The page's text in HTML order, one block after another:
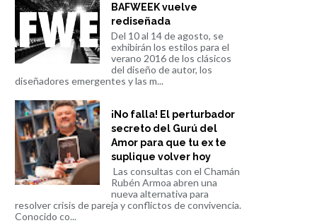
BAFWEEK vuelve
rediseñada
Del 10 al 14 de agosto, se
exhibirán los estilos para el
verano 2016 de los clásicos
del diseño de autor, los
diseñadores emergentes y las m...
¡No falla! El perturbador
secreto del Gurú del
Amor para que tu ex te
suplique volver hoy
Las consultas con el Chamán
Rubén Armoa abren una
nueva alternativa para
resolver crisis de pareja y conflictos de convivencia.
Conocido co...